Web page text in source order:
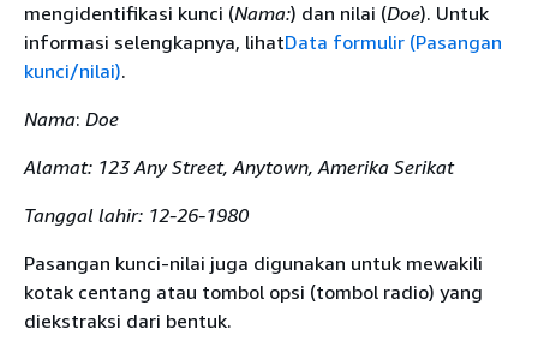
mengidentifikasi kunci (Nama:) dan nilai (Doe). Untuk
informasi selengkapnya, lihatData formulir (Pasangan
kunci/nilai).
Nama: Doe
Alamat: 123 Any Street, Anytown, Amerika Serikat
Tanggal lahir: 12-26-1980
Pasangan kunci-nilai juga digunakan untuk mewakili
kotak centang atau tombol opsi (tombol radio) yang
diekstraksi dari bentuk.